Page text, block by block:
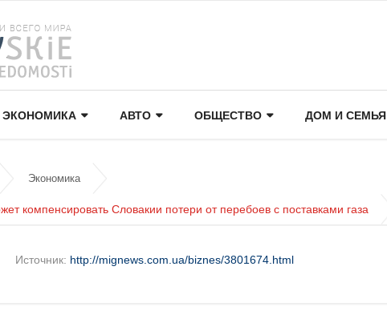
ЭКОНОМИКА АВТО ОБЩЕСТВО ДОМ И СЕМЬЯ
Экономика
компенсировать Словакии потери от перебоев с поставками газа
Источник: http://mignews.com.ua/biznes/3801674.html